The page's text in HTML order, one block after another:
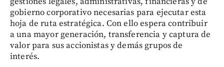
gobierno corporativo necesarias para ejecutar esta
hoja de ruta estratégica. Con ello espera contribuir
a una mayor generación, transferencia y captura de
valor para sus accionistas y demás grupos de
interés.